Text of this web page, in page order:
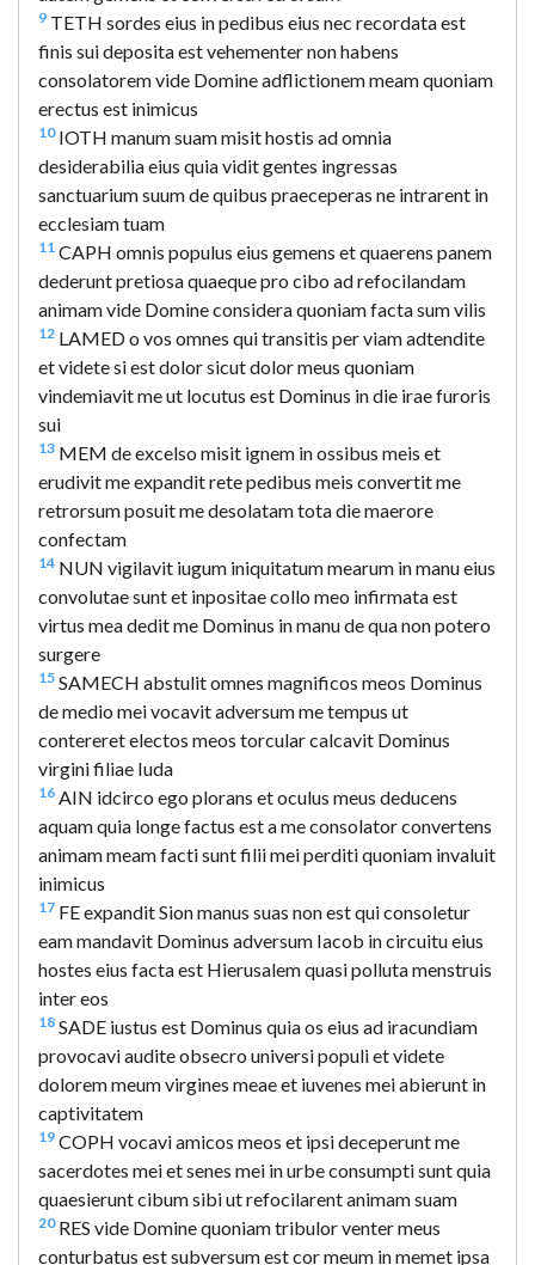
9 TETH sordes eius in pedibus eius nec recordata est
finis sui deposita est vehementer non habens
consolatorem vide Domine adflictionem meam quoniam
erectus est inimicus
10IOTH manum suam misit hostis ad omnia
desiderabilia eius quia vidit gentes ingressas
sanctuarium suum de quibus praeceperas ne intrarent in
ecclesiam tuam
11 CAPH omnis populus eius gemens et quaerens panem
dederunt pretiosa quaeque pro cibo ad refocilandam
animam vide Domine considera quoniam facta sum vilis
12 LAMED o vos omnes qui transitis per viam adtendite
et videte si est dolor sicut dolor meus quoniam
vindemiavit me ut locutus est Dominus in die irae furoris
sui
13 MEM de excelso misit ignem in ossibus meis et
erudivit me expandit rete pedibus meis convertit me
retrorsum posuit me desolatam tota die maerore
confectam
14 NUN vigilavit iugum iniquitatum mearum in manu eius
convolutae sunt et inpositae collo meo infirmata est
virtus mea dedit me Dominus in manu de qua non potero
surgere
15 SAMECH abstulit omnes magnificos meos Dominus
de medio mei vocavit adversum me tempus ut
contereret electos meos torcular calcavit Dominus
virgini filiae Iuda
16 AIN idcirco ego plorans et oculus meus deducens
aquam quia longe factus est a me consolator convertens
animam meam facti sunt filii mei perditi quoniam invaluit
inimicus
17 FE expandit Sion manus suas non est qui consoletur
eam mandavit Dominus adversum Iacob in circuitu eius
hostes eius facta est Hierusalem quasi polluta menstruis
inter eos
18 SADE iustus est Dominus quia os eius ad iracundiam
provocavi audite obsecro universi populi et videte
dolorem meum virgines meae et iuvenes mei abierunt in
captivitatem
19 COPH vocavi amicos meos et ipsi deceperunt me
sacerdotes mei et senes mei in urbe consumpti sunt quia
quaesierunt cibum sibi ut refocilarent animam suam
20RES vide Domine quoniam tribulor venter meus
conturbatus est subversum est cor meum in memet ipsa